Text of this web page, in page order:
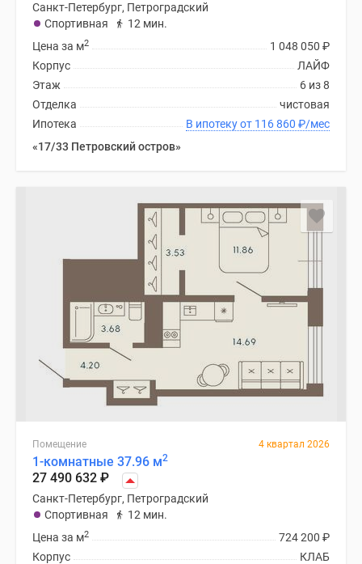
Санкт-Петербург, Петроградский
Спортивная
12 мин.
1 048 050 ₽
Цена за м2
ЛАЙФ
Корпус
6 из 8
Этаж
чистовая
Отделка
В ипотеку от 116 860 ₽/мес
Ипотека
«17/33 Петровский остров»
Помещение 4 квартал 2026
1-комнатные 37.96 м2
27 490 632 ₽
Санкт-Петербург, Петроградский
Спортивная
12 мин.
724 200 ₽
Цена за м2
КЛАБ
Корпус